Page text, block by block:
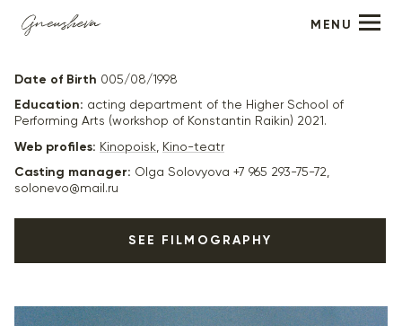
MENU
Maria Zolotukhina
Date of Birth 005/08/1998
Education: acting department of the Higher School of
Performing Arts (workshop of Konstantin Raikin) 2021.
Web profiles: Kinopoisk Kino-teatr
Casting manager: Olga Solovyova +7 965 293-75-72,
solonevo@mail.ru
SEE FILMOGRAPHY
Сергей Урсуляк